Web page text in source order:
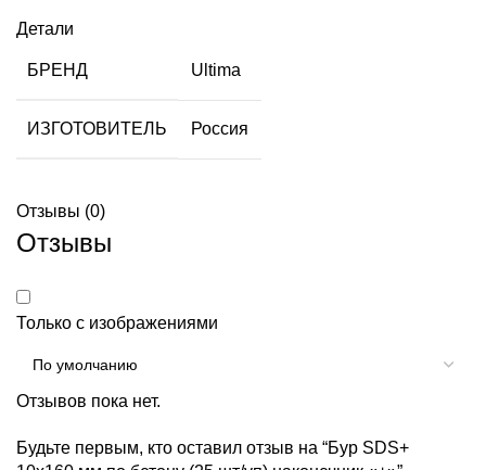
Детали
БРЕНД Ultima
ИЗГОТОВИТЕЛЬ Россия
Отзывы (0)
Отзывы
Только с изображениями
Отзывов пока нет.
Будьте первым, кто оставил отзыв на “Бур SDS+